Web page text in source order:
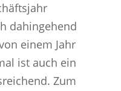
dahingehend
einem Jahr
ist auch ein
Zum